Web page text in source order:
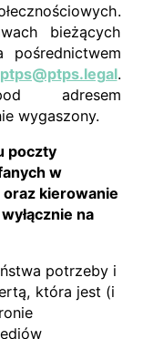
bieżących
pośrednictwem
ptps@ptps.legal.
adresem
wygaszony.
poczty
w
kierowanie
na
potrzeby i
która jest (i